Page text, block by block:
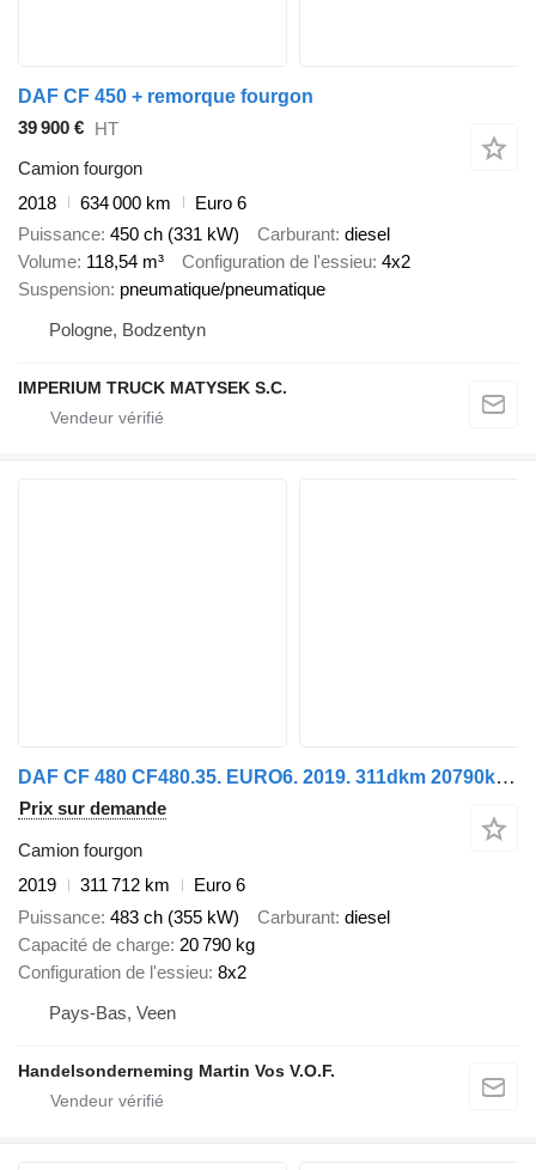
DAF CF 450 + remorque fourgon
39 900 € HT
Camion fourgon
2018
634 000 km
Euro 6
Puissance 450 ch (331 kW) Carburant diesel
Volume 118,54 m³ Configuration de l'essieu 4x2
Suspension pneumatique/pneumatique
Pologne, Bodzentyn
IMPERIUM TRUCK MATYSEK S.C.
DAF CF 480 CF480.35. EURO6. 2019. 311dkm 20790kg Laadvermogen
Prix sur demande
Camion fourgon
2019
311 712 km
Euro 6
Puissance 483 ch (355 kW) Carburant diesel
Capacité de charge 20 790 kg
Configuration de l'essieu 8x2
Pays-Bas, Veen
Handelsonderneming Martin Vos V.O.F.